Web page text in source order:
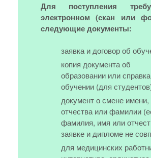
Для поступления
электронном (скан или
следующие документы:
заявка и договор об
копия документа об
образовании или
обучении (для
документ о смене имени,
отчества или фамилии
фамилия, имя или
заявке и дипломе не
для медицинских